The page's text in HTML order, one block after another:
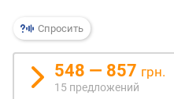
х
к
д
о
р
Спросить
548 — 857 грн.
15 предложений